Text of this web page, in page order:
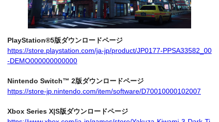
PlayStation®5版ダウンロードページ
https://store.playstation.com/ja-jp/product/JP0177-PPSA33582_00
-DEMO000000000000
Nintendo Switch™ 2版ダウンロードページ
https://store-jp.nintendo.com/item/software/D70010000102007
Xbox Series X|S版ダウンロードページ